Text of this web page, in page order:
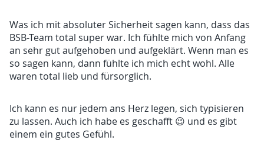
Was ich mit absoluter Sicherheit sagen kann, dass das
BSB-Team total super war. Ich fühlte mich von Anfang
an sehr gut aufgehoben und aufgeklärt. Wenn man es
so sagen kann, dann fühlte ich mich echt wohl. Alle
waren total lieb und fürsorglich.
Ich kann es nur jedem ans Herz legen, sich typisieren
zu lassen. Auch ich habe es geschafft 😉 und es gibt
einem ein gutes Gefühl.